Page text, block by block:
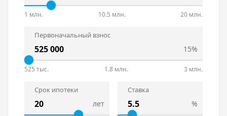
1 млн. 10.5 млн. 20 млн.
Первоначальный взнос
15%
525 тыс. 1.8 млн. 3 млн.
Срок ипотеки
лет
Ставка
%